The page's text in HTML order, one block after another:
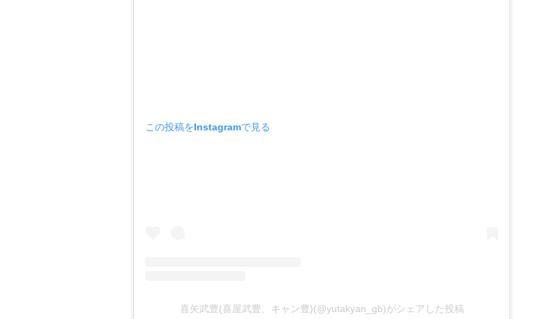
この投稿をInstagramで見る
喜矢武豊(喜屋武豊、キャン豊)(@yutakyan_gb)がシェアした投稿